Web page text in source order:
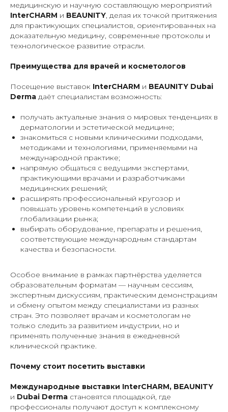
медицинскую и научную составляющую мероприятий
InterCHARM и BEAUNITY, делая их точкой притяжения
для практикующих специалистов, ориентированных на
доказательную медицину, современные протоколы и
технологическое развитие отрасли.
Преимущества для врачей и косметологов
Посещение выставок InterCHARM и BEAUNITY Dubai
Derma даёт специалистам возможность:
получать актуальные знания о мировых тенденциях в
дерматологии и эстетической медицине;
знакомиться с новыми клиническими подходами,
методиками и технологиями, применяемыми на
международной практике;
напрямую общаться с ведущими экспертами,
практикующими врачами и разработчиками
медицинских решений;
расширять профессиональный кругозор и
повышать уровень компетенций в условиях
глобализации рынка;
выбирать оборудование, препараты и решения,
соответствующие международным стандартам
качества и безопасности.
Особое внимание в рамках партнёрства уделяется
образовательным форматам — научным сессиям,
экспертным дискуссиям, практическим демонстрациям
и обмену опытом между специалистами из разных
стран. Это позволяет врачам и косметологам не
только следить за развитием индустрии, но и
применять полученные знания в ежедневной
клинической практике.
Почему стоит посетить выставки
Международные выставки InterCHARM, BEAUNITY
и Dubai Derma становятся площадкой, где
профессионалы получают доступ к комплексному